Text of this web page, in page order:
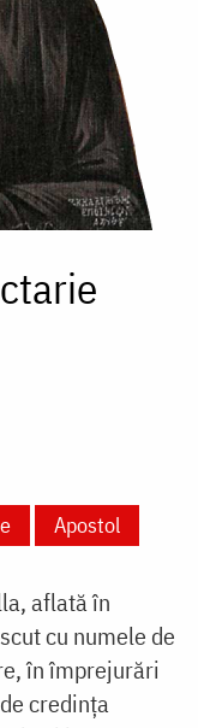
Apostol
aflată în
cu numele de
în împrejurări
credința